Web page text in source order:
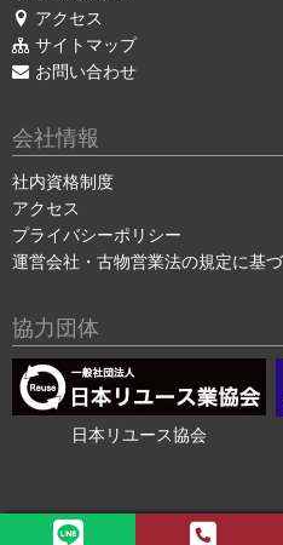
アクセス
サイトマップ
お問い合わせ
会社情報
社内資格制度
アクセス
プライバシーポリシー
運営会社・古物営業法の規定に基
協力団体
日本リユース協会